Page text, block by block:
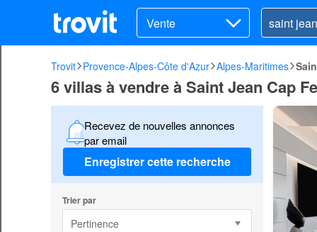
Vente
Trovit Provence-Alpes-Côte d'Azur Alpes-Maritimes
6 villas à vendre à Saint Jean Cap
Recevez de nouvelles annonces
par email
Enregistrer cette recherche
Trier par
Pertinence